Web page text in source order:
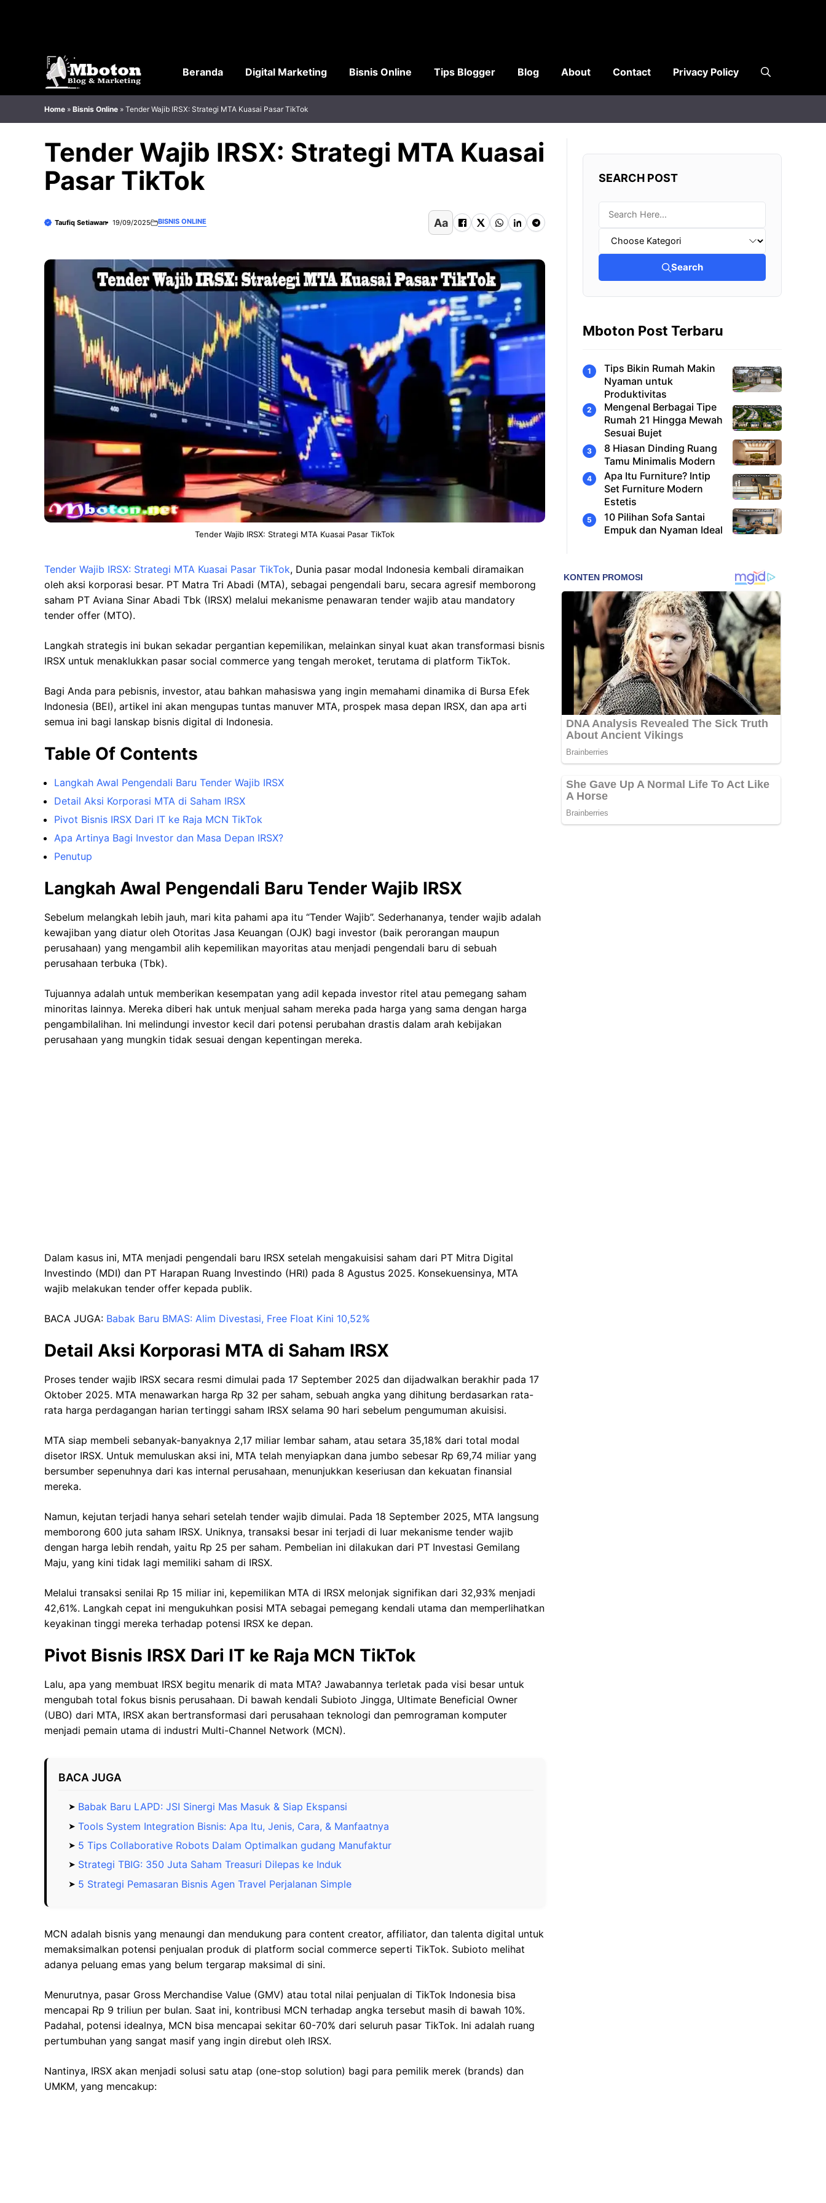
Beranda Digital Marketing Bisnis Online Tips Blogger Blog About Contact Privacy Policy
Home » Bisnis Online » Tender Wajib IRSX: Strategi MTA Kuasai Pasar TikTok
Tender Wajib IRSX: Strategi MTA Kuasai
Pasar TikTok
Taufiq Setiawan 19/09/2025 BISNIS ONLINE Aa
Tender Wajib IRSX: Strategi MTA Kuasai Pasar TikTok
Tender Wajib IRSX: Strategi MTA Kuasai Pasar TikTok, Dunia pasar modal Indonesia kembali diramaikan
oleh aksi korporasi besar. PT Matra Tri Abadi (MTA), sebagai pengendali baru, secara agresif memborong
saham PT Aviana Sinar Abadi Tbk (IRSX) melalui mekanisme penawaran tender wajib atau mandatory
tender offer (MTO).
Langkah strategis ini bukan sekadar pergantian kepemilikan, melainkan sinyal kuat akan transformasi bisnis
IRSX untuk menaklukkan pasar social commerce yang tengah meroket, terutama di platform TikTok.
Bagi Anda para pebisnis, investor, atau bahkan mahasiswa yang ingin memahami dinamika di Bursa Efek
Indonesia (BEI), artikel ini akan mengupas tuntas manuver MTA, prospek masa depan IRSX, dan apa arti
semua ini bagi lanskap bisnis digital di Indonesia.
Table Of Contents
Langkah Awal Pengendali Baru Tender Wajib IRSX
Detail Aksi Korporasi MTA di Saham IRSX
Pivot Bisnis IRSX Dari IT ke Raja MCN TikTok
Apa Artinya Bagi Investor dan Masa Depan IRSX?
Penutup
Langkah Awal Pengendali Baru Tender Wajib IRSX
Sebelum melangkah lebih jauh, mari kita pahami apa itu “Tender Wajib”. Sederhananya, tender wajib adalah
kewajiban yang diatur oleh Otoritas Jasa Keuangan (OJK) bagi investor (baik perorangan maupun
perusahaan) yang mengambil alih kepemilikan mayoritas atau menjadi pengendali baru di sebuah
perusahaan terbuka (Tbk).
Tujuannya adalah untuk memberikan kesempatan yang adil kepada investor ritel atau pemegang saham
minoritas lainnya. Mereka diberi hak untuk menjual saham mereka pada harga yang sama dengan harga
pengambilalihan. Ini melindungi investor kecil dari potensi perubahan drastis dalam arah kebijakan
perusahaan yang mungkin tidak sesuai dengan kepentingan mereka.
Dalam kasus ini, MTA menjadi pengendali baru IRSX setelah mengakuisisi saham dari PT Mitra Digital
Investindo (MDI) dan PT Harapan Ruang Investindo (HRI) pada 8 Agustus 2025. Konsekuensinya, MTA
wajib melakukan tender offer kepada publik.
BACA JUGA: Babak Baru BMAS: Alim Divestasi, Free Float Kini 10,52%
Detail Aksi Korporasi MTA di Saham IRSX
Proses tender wajib IRSX secara resmi dimulai pada 17 September 2025 dan dijadwalkan berakhir pada 17
Oktober 2025. MTA menawarkan harga Rp 32 per saham, sebuah angka yang dihitung berdasarkan rata-
rata harga perdagangan harian tertinggi saham IRSX selama 90 hari sebelum pengumuman akuisisi.
MTA siap membeli sebanyak-banyaknya 2,17 miliar lembar saham, atau setara 35,18% dari total modal
disetor IRSX. Untuk memuluskan aksi ini, MTA telah menyiapkan dana jumbo sebesar Rp 69,74 miliar yang
bersumber sepenuhnya dari kas internal perusahaan, menunjukkan keseriusan dan kekuatan finansial
mereka.
Namun, kejutan terjadi hanya sehari setelah tender wajib dimulai. Pada 18 September 2025, MTA langsung
memborong 600 juta saham IRSX. Uniknya, transaksi besar ini terjadi di luar mekanisme tender wajib
dengan harga lebih rendah, yaitu Rp 25 per saham. Pembelian ini dilakukan dari PT Investasi Gemilang
Maju, yang kini tidak lagi memiliki saham di IRSX.
Melalui transaksi senilai Rp 15 miliar ini, kepemilikan MTA di IRSX melonjak signifikan dari 32,93% menjadi
42,61%. Langkah cepat ini mengukuhkan posisi MTA sebagai pemegang kendali utama dan memperlihatkan
keyakinan tinggi mereka terhadap potensi IRSX ke depan.
Pivot Bisnis IRSX Dari IT ke Raja MCN TikTok
Lalu, apa yang membuat IRSX begitu menarik di mata MTA? Jawabannya terletak pada visi besar untuk
mengubah total fokus bisnis perusahaan. Di bawah kendali Subioto Jingga, Ultimate Beneficial Owner
(UBO) dari MTA, IRSX akan bertransformasi dari perusahaan teknologi dan pemrograman komputer
menjadi pemain utama di industri Multi-Channel Network (MCN).
BACA JUGA
Babak Baru LAPD: JSI Sinergi Mas Masuk & Siap Ekspansi
Tools System Integration Bisnis: Apa Itu, Jenis, Cara, & Manfaatnya
5 Tips Collaborative Robots Dalam Optimalkan gudang Manufaktur
Strategi TBIG: 350 Juta Saham Treasuri Dilepas ke Induk
5 Strategi Pemasaran Bisnis Agen Travel Perjalanan Simple
MCN adalah bisnis yang menaungi dan mendukung para content creator, affiliator, dan talenta digital untuk
memaksimalkan potensi penjualan produk di platform social commerce seperti TikTok. Subioto melihat
adanya peluang emas yang belum tergarap maksimal di sini.
Menurutnya, pasar Gross Merchandise Value (GMV) atau total nilai penjualan di TikTok Indonesia bisa
mencapai Rp 9 triliun per bulan. Saat ini, kontribusi MCN terhadap angka tersebut masih di bawah 10%.
Padahal, potensi idealnya, MCN bisa mencapai sekitar 60-70% dari seluruh pasar TikTok. Ini adalah ruang
pertumbuhan yang sangat masif yang ingin direbut oleh IRSX.
Nantinya, IRSX akan menjadi solusi satu atap (one-stop solution) bagi para pemilik merek (brands) dan
UMKM, yang mencakup:
SEARCH POST
Search
Mboton Post Terbaru
Tips Bikin Rumah Makin
Nyaman untuk
Produktivitas
Mengenal Berbagai Tipe
Rumah 21 Hingga Mewah
Sesuai Bujet
8 Hiasan Dinding Ruang
Tamu Minimalis Modern
Apa Itu Furniture? Intip
Set Furniture Modern
Estetis
10 Pilihan Sofa Santai
Empuk dan Nyaman Ideal